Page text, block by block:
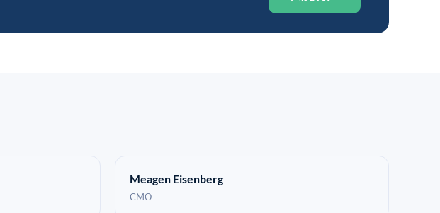
Meagen Eisenberg
CMO